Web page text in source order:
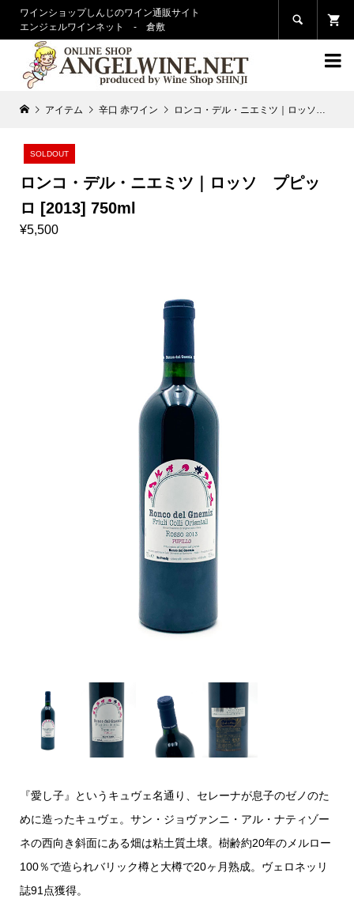
ワインショップしんじのワイン通販サイト
エンジェルワインネット - 倉敷


アイテム 辛口 赤ワイン ロンコ・デル・ニエミツ｜ロッソ プピッロ [2013] 750ml
SOLDOUT
ロンコ・デル・ニエミツ｜ロッソ プピッ
ロ [2013] 750ml
¥5,500
『愛し子』というキュヴェ名通り、セレーナが息子のゼノのた
めに造ったキュヴェ。サン・ジョヴァンニ・アル・ナティゾー
ネの西向き斜面にある畑は粘土質土壌。樹齢約20年のメルロー
100％で造られバリック樽と大樽で20ヶ月熟成。ヴェロネッリ
誌91点獲得。